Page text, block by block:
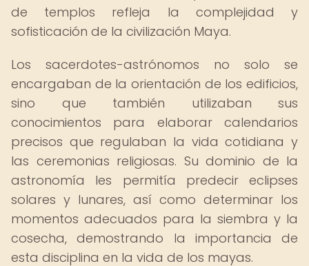
de templos refleja la complejidad y
sofisticación de la civilización Maya.
Los sacerdotes-astrónomos no solo se
encargaban de la orientación de los edificios,
sino que también utilizaban sus
conocimientos para elaborar calendarios
precisos que regulaban la vida cotidiana y
las ceremonias religiosas. Su dominio de la
astronomía les permitía predecir eclipses
solares y lunares, así como determinar los
momentos adecuados para la siembra y la
cosecha, demostrando la importancia de
esta disciplina en la vida de los mayas.